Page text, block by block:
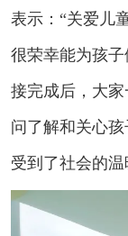
表示：“关爱儿
很荣幸能为孩
接完成后，大
问了解和关心
受到了社会的温